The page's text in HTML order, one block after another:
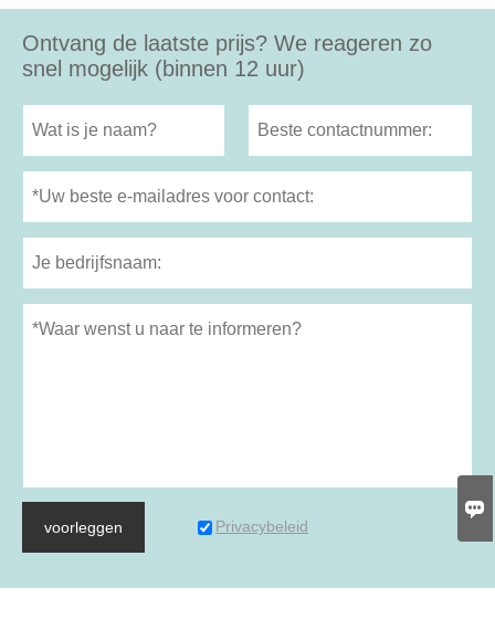
Ontvang de laatste prijs? We reageren zo
snel mogelijk (binnen 12 uur)
voorleggen Privacybeleid
